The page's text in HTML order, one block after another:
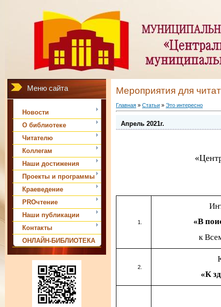
Меню сайта
Новости
О библиотеке
Читателю
Коллегам
Наши достижения
Проекты и программы
Краеведение
PROчтение
Наши публикации
Контакты
ОНЛАЙН-БИБЛИОТЕКА
Мероприятия для
Главная » Статьи » Это интересно
Апрель 2021г.
«В
к
«К